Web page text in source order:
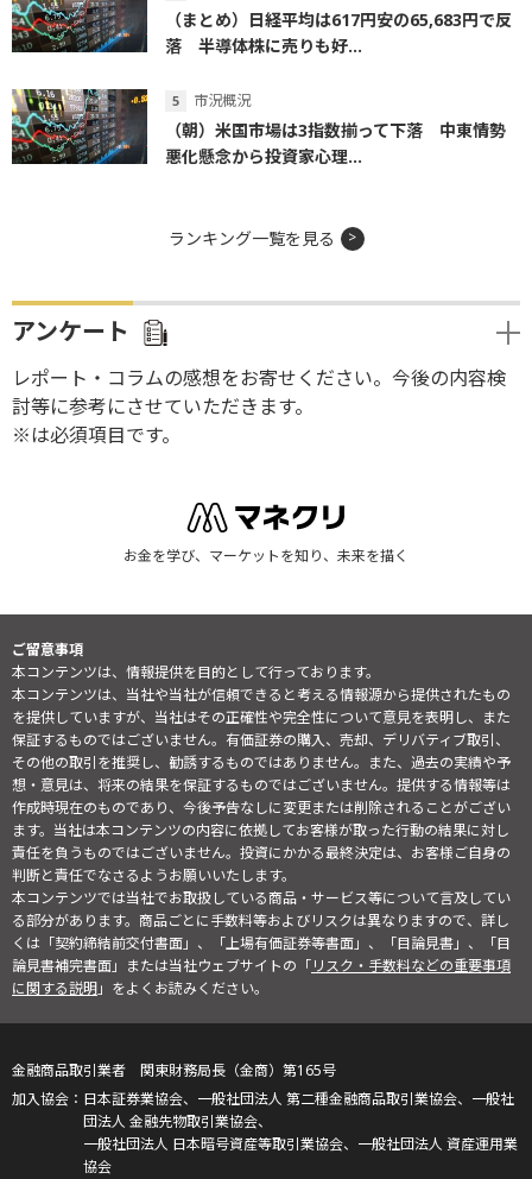
（まとめ）日経平均は617円安の65,683円で反
落 半導体株に売りも好...
市況概況
（朝）米国市場は3指数揃って下落 中東情勢
悪化懸念から投資家心理...
ランキング一覧を見る
アンケート
レポート・コラムの感想をお寄せください。今後の内容検
討等に参考にさせていただきます。
※は必須項目です。
お金を学び、マーケットを知り、未来を描く
ご留意事項
本コンテンツは、情報提供を目的として行っております。
本コンテンツは、当社や当社が信頼できると考える情報源から提供されたもの
を提供していますが、当社はその正確性や完全性について意見を表明し、また
保証するものではございません。有価証券の購入、売却、デリバティブ取引、
その他の取引を推奨し、勧誘するものではありません。また、過去の実績や予
想・意見は、将来の結果を保証するものではございません。提供する情報等は
作成時現在のものであり、今後予告なしに変更または削除されることがござい
ます。当社は本コンテンツの内容に依拠してお客様が取った行動の結果に対し
責任を負うものではございません。投資にかかる最終決定は、お客様ご自身の
判断と責任でなさるようお願いいたします。
本コンテンツでは当社でお取扱している商品・サービス等について言及してい
る部分があります。商品ごとに手数料等およびリスクは異なりますので、詳し
くは「契約締結前交付書面」、「上場有価証券等書面」、「目論見書」、「目
論見書補完書面」または当社ウェブサイトの「リスク・手数料などの重要事項
に関する説明」をよくお読みください。
金融商品取引業者 関東財務局長（金商）第165号
日本証券業協会、一般社団法人 第二種金融商品取引業協会、一般社
団法人 金融先物取引業協会、
一般社団法人 日本暗号資産等取引業協会、一般社団法人 資産運用業
協会